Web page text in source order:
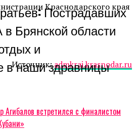
Краснодарского края
Источник:admkrai.krasnodar.ru
Агибалов встретился с финалистом
Пострадавших
Брянской области
и
в наши здравницы